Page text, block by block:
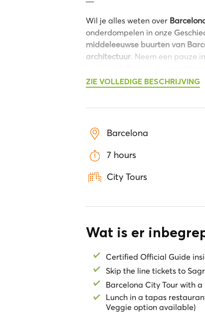
Wil je alles weten over
onderdompelen in onze
middeleeuwse buurten van
architectuur. Neem een pauze
gids.
ZIE VOLLEDIGE BESCHRIJVING
Barcelona
7 hours
City Tours
Wat is er
Certified Official Guide
Skip the line tickets to
Barcelona City Tour with
Lunch in a tapas
Veggie option available)